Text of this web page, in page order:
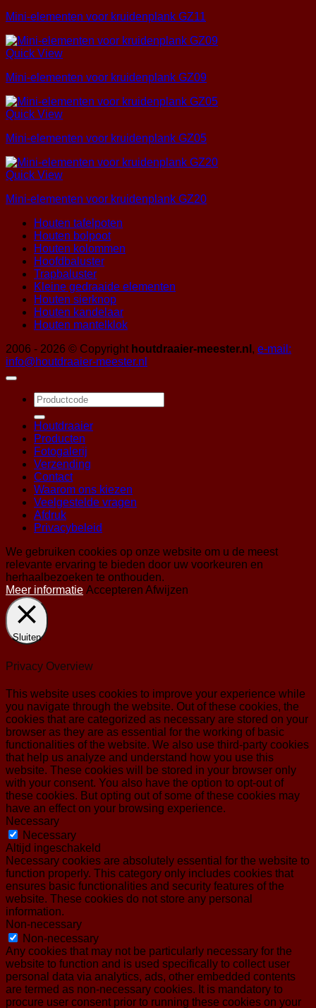
Mini-elementen voor kruidenplank GZ11
Quick View
Mini-elementen voor kruidenplank GZ09
Quick View
Mini-elementen voor kruidenplank GZ05
Quick View
Mini-elementen voor kruidenplank GZ20
Houten tafelpoten
Houten bolpoot
Houten kolommen
Hoofdbaluster
Trapbaluster
Kleine gedraaide elementen
Houten sierknop
Houten kandelaar
Houten mantelklok
2006 - 2026 © Copyright houtdraaier-meester.nl , e-mail:
info@houtdraaier-meester.nl
Zoeken
naar:
Houtdraaier
Producten
Fotogalerij
Verzending
Contact
Waarom ons kiezen
Veelgestelde vragen
Afdruk
Privacybeleid
We gebruiken cookies op onze website om u de meest
relevante ervaring te bieden door uw voorkeuren en
herhaalbezoeken te onthouden.
Meer informatie Accepteren Afwijzen
Sluiten
Privacy Overview
This website uses cookies to improve your experience while
you navigate through the website. Out of these cookies, the
cookies that are categorized as necessary are stored on your
browser as they are as essential for the working of basic
functionalities of the website. We also use third-party cookies
that help us analyze and understand how you use this
website. These cookies will be stored in your browser only
with your consent. You also have the option to opt-out of
these cookies. But opting out of some of these cookies may
have an effect on your browsing experience.
Necessary
Necessary
Altijd ingeschakeld
Necessary cookies are absolutely essential for the website to
function properly. This category only includes cookies that
ensures basic functionalities and security features of the
website. These cookies do not store any personal
information.
Non-necessary
Non-necessary
Any cookies that may not be particularly necessary for the
website to function and is used specifically to collect user
personal data via analytics, ads, other embedded contents
are termed as non-necessary cookies. It is mandatory to
procure user consent prior to running these cookies on your